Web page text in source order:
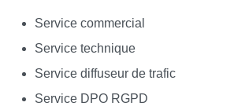
Service commercial
Service technique
Service diffuseur de trafic
Service DPO RGPD